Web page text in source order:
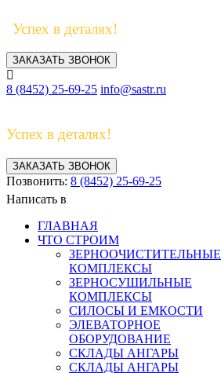
Успех в деталях!
ЗАКАЗАТЬ ЗВОНОК
8 (8452) 25-69-25 info@sastr.ru
Успех в деталях!
ЗАКАЗАТЬ ЗВОНОК
Позвонить: 8 (8452) 25-69-25
Написать в
ГЛАВНАЯ
ЧТО СТРОИМ
ЗЕРНООЧИСТИТЕЛЬНЫЕ
КОМПЛЕКСЫ
ЗЕРНОСУШИЛЬНЫЕ
КОМПЛЕКСЫ
СИЛОСЫ И ЕМКОСТИ
ЭЛЕВАТОРНОЕ
ОБОРУДОВАНИЕ
СКЛАДЫ АНГАРЫ
СКЛАДЫ АНГАРЫ